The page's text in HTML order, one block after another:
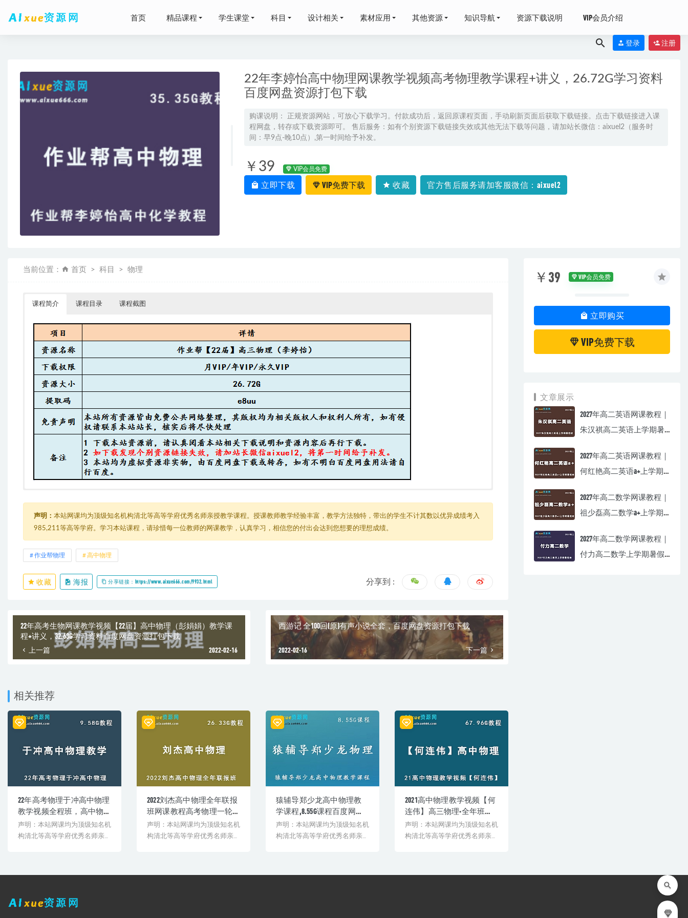
首页 精品课程 学生课堂 科目 设计相关 素材应用 其他资源 知识导航 资源下载说明 VIP会员介绍
登录 注册
22年李婷怡高中物理网课教学视频高考物理教学课程+讲义，26.72G学习资料
百度网盘资源打包下载
购课说明： 正规资源网站，可放心下载学习。付款成功后，返回原课程页面，手动刷新页面后获取下载链接。点击下载链接进入课
程网盘，转存或下载资源即可。 售后服务：如有个别资源下载链接失效或其他无法下载等问题，请加站长微信：aixuel2（服务时
间：早9点-晚10点）,第一时间给予补发。
￥39 VIP会员免费
立即下载 VIP免费下载 收藏 官方售后服务请加客服微信：aixuel2
当前位置： 首页 科目 物理
课程简介 课程目录 课程截图
└─ 秋季班
├─ 01.圆周运动(1).mp4
├─ 03.天体运动综合(2).mp4
├─ 04.动能定理与机械能守恒(1).mp4
├─ 05.功能关系综合(1).mp4
├─ 06.【赠】实验：研究匀变速直线运动与验证牛顿运动定律.mp4
├─ 08.【赠】实验：探究动能定理与验证机械能守恒定律.mp4
├─ 09.类碰撞模型(1)(1).mp4
├─ 13.带电粒子在电场中的运动.mp4
├─ 14.磁场与磁场力.mp4
├─ 15.带电粒子在磁场中的运动(1).mp4
├─ 16.【赠】实验：交流电的四值表达.mp4
├─ 【秋季期中冲刺 】高三（上）期中冲刺技能包
│ ├─ 01.期中选择题高频题型串讲.pdf
│ ├─ 02.期中大题高频题型串讲.mp4
├─ 福利资料
│ ├─ 婷怡独家手写笔记
│ ├─ 手写笔记：动量经典模型答题模板(已校对).pdf
│ ├─ 手写笔记：电磁感应经典模型答题模板（已校对）.pdf
│ ├─ 神秘资料
│ ├─ 续班资料
│ └─ 高中物理实验手册（3-3、3-4、3-5）（已校对）.pdf
├─ 讲义
│ ├─ 【2021秋】易物理_高考讲义_一轮复习（下）_尖端班-1.pdf
│ ├─ 【2021秋】易物理_高考讲义_一轮复习（下）_尖端班-3.pdf
声明： 本站网课均为顶级知名机构清北等高等学府优秀名师亲授教学课程。授课教师教学经验丰富，教学方法独特，带出的学生不计其数以优异成绩考入
985,211等高等学府。学习本站课程，请珍惜每一位教师的网课教学，认真学习，相信您的付出会达到您想要的理想成绩。
作业帮物理 高中物理
收藏 海报 分享链接：https://www.aixue666.com/9932.html 分享到 :
22年高考生物网课教学视频【22届】高中物理（彭娟娟）教学课
程+讲义，32.63G学习资料百度网盘资源打包下载
上一篇 2022-02-16
西游记 全100回(原)有声小说全套，百度网盘资源打包下载
2022-02-16 下一篇
相关推荐
22年高考物理于冲高中物理
教学视频全程班，高中物
理学习资料百度网盘资源
打包下载
声明：本站网课均为顶级知名机
构清北等高等学府优秀名师亲授
2022刘杰高中物理全年联报
班网课教程高考物理一轮
二轮复习教学视频，26.33G
学习资料百度云盘资源下
声明：本站网课均为顶级知名机
构清北等高等学府优秀名师亲授
猿辅导郑少龙高中物理教
学课程,8.55G课程百度网盘
资源打包下载
声明：本站网课均为顶级知名机
构清北等高等学府优秀名师亲授
2021高中物理教学视频【何
连伟】高三物理·全年班网
课教学,67.96G课程高考物理
资料百度网盘资源打包下
声明：本站网课均为顶级知名机
构清北等高等学府优秀名师亲授
￥39 VIP会员免费
立即购买
VIP免费下载
文章展示
2027年高二英语网课教程｜
朱汉祺高二英语上学期暑
2027年高二英语网课教程｜
何红艳高二英语a+上学期
2027年高二数学网课教程｜
祖少磊高二数学a+上学期
2027年高二数学网课教程｜
付力高二数学上学期暑假
刘伟office教程全套,4.11G百度网盘资源打包下载,word/Excel/PPT全套课程 2021-07-05
李俊慧的经济学课（完结），1.05G网课资源百度网盘下载 2022-06-11
2026年李林高二生物上学期网课教程
2022乘风高考语文一轮二轮复习全年联报班网课教程，66.45G学习资料百度云资源下载
车载优盘音乐抖音流行经典dj歌曲 2700 首合集，28.37G百度网盘资源下载 2022-05-19